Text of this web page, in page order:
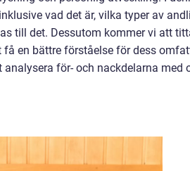
vad det är, vilka typer av
till det. Dessutom kommer vi att
en bättre förståelse för dess
för- och nackdelarna med